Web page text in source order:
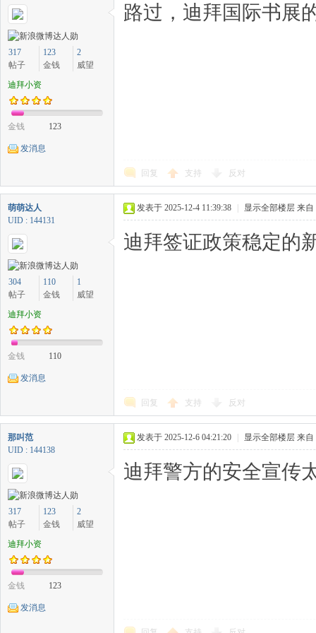
317
帖子
123
金钱
2
威望
迪拜小资
金钱 123
发消息
路过，迪拜国际书展
回复 支持 反对
萌萌达人
UID : 144131
304
帖子
110
金钱
1
威望
迪拜小资
金钱 110
发消息
发表于 2025-12-4 11:39:38 显示全部楼层 来自
迪拜签证政策稳定的
回复 支持 反对
那叫范
UID : 144138
317
帖子
123
金钱
2
威望
迪拜小资
金钱 123
发消息
发表于 2025-12-6 04:21:20 显示全部楼层 来自
迪拜警方的安全宣传